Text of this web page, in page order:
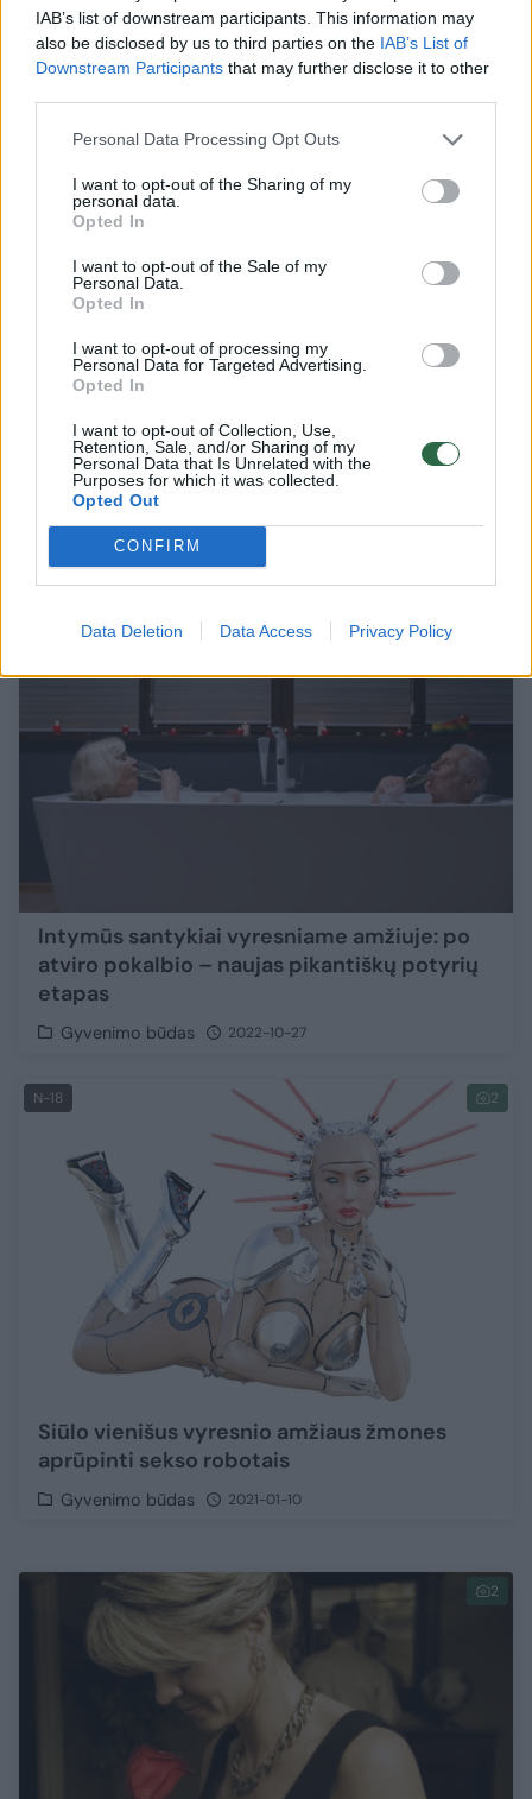
IAB’s list of downstream participants. This information may
also be disclosed by us to third parties on the IAB’s List of
Downstream Participants that may further disclose it to other
Personal Data Processing Opt Outs
I want to opt-out of the Sharing of my
personal data.
Opted In
I want to opt-out of the Sale of my
Personal Data.
Opted In
I want to opt-out of processing my
Personal Data for Targeted Advertising.
Opted In
I want to opt-out of Collection, Use,
Retention, Sale, and/or Sharing of my
Personal Data that Is Unrelated with the
Purposes for which it was collected.
Opted Out
CONFIRM
Data Deletion Data Access Privacy Policy
Gyvenimo būdas 2024-03-08
N-18 16
Seksas ir menopauzė: tiesa ir mitai apie
vyresnių moterų lytinį gyvenimą
Gyvenimo būdas
Intymūs santykiai vyresniame amžiuje: po
atviro pokalbio – naujas pikantiškų potyrių
etapas
Gyvenimo būdas 2022-10-27
N-18 2
Siūlo vienišus vyresnio amžiaus žmones
aprūpinti sekso robotais
Gyvenimo būdas 2021-01-10
2